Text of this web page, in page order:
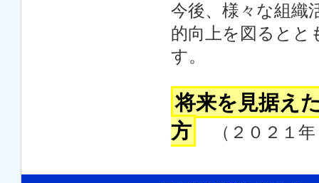
今後、様々な組織
的向上を図るとと
す。
将来を見据え
方
（２０２１年